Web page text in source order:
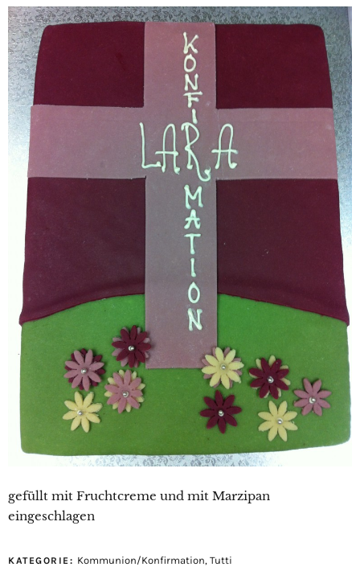
gefüllt mit Fruchtcreme und mit Marzipan
eingeschlagen
KATEGORIE: Kommunion/Konfirmation, Tutti